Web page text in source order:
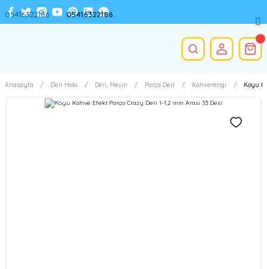
Anasayfa Deri Hobi Deri, Meşin Parça Deri Kahverengi Koyu
05416322186 05416322186